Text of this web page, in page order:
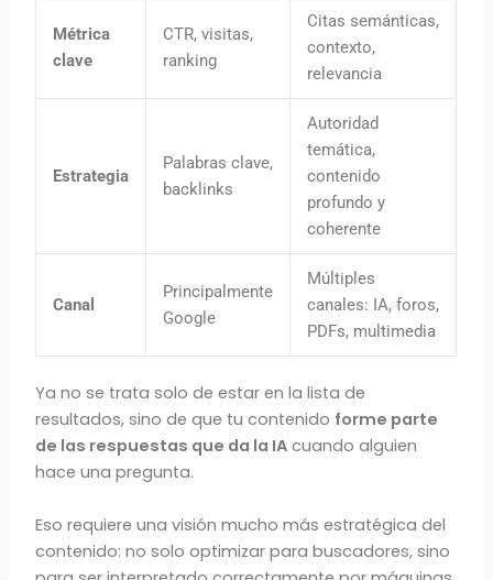
Métrica
clave
CTR, visitas,
ranking
Citas semánticas,
contexto,
relevancia
Estrategia
Palabras clave,
backlinks
Autoridad
temática,
contenido
profundo y
coherente
Canal
Principalmente
Google
Múltiples
canales: IA, foros,
PDFs, multimedia
Ya no se trata solo de estar en la lista de
resultados, sino de que tu contenido forme parte
de las respuestas que da la IA cuando alguien
hace una pregunta.
Eso requiere una visión mucho más estratégica del
contenido: no solo optimizar para buscadores, sino